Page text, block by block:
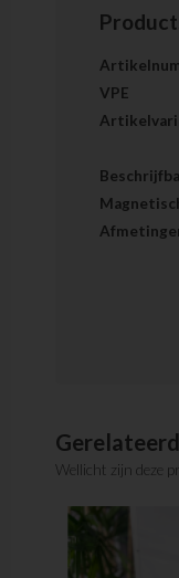
VPE
Wellicht zijn deze